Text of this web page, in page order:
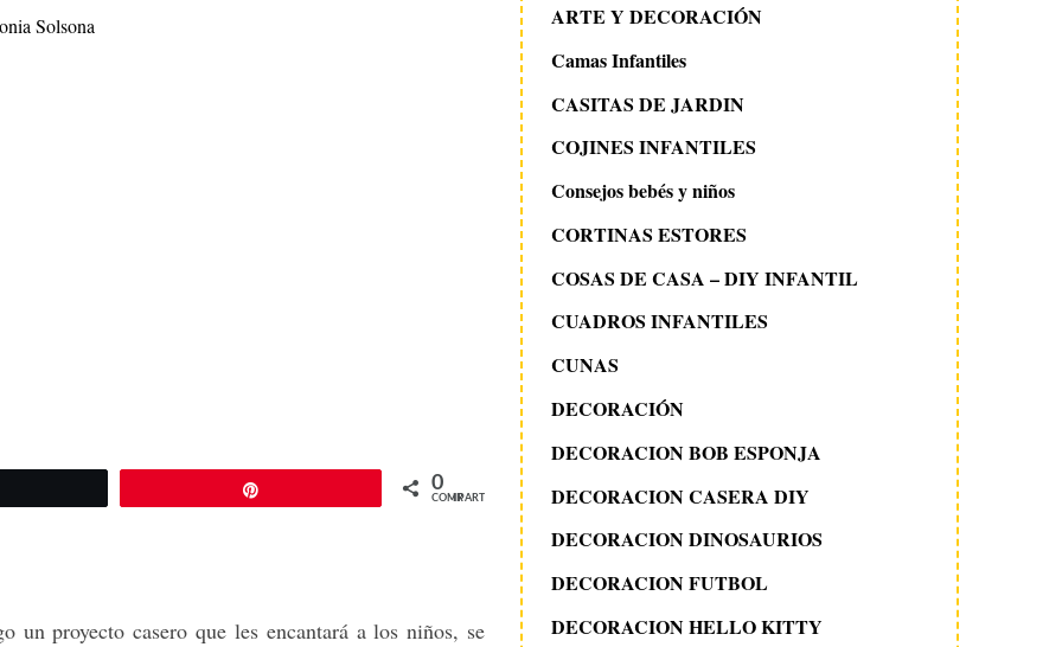
Solsona
0
COMPARTIR
un proyecto casero que les encantará a los niños, se
ARTE Y DECORACIÓN
Camas Infantiles
CASITAS DE JARDIN
COJINES INFANTILES
Consejos bebés y niños
CORTINAS ESTORES
COSAS DE CASA – DIY INFANTIL
CUADROS INFANTILES
CUNAS
DECORACIÓN
DECORACION BOB ESPONJA
DECORACION CASERA DIY
DECORACION DINOSAURIOS
DECORACION FUTBOL
DECORACION HELLO KITTY